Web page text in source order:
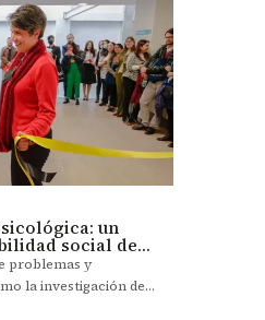
un
social del
problemas y
la investigación de